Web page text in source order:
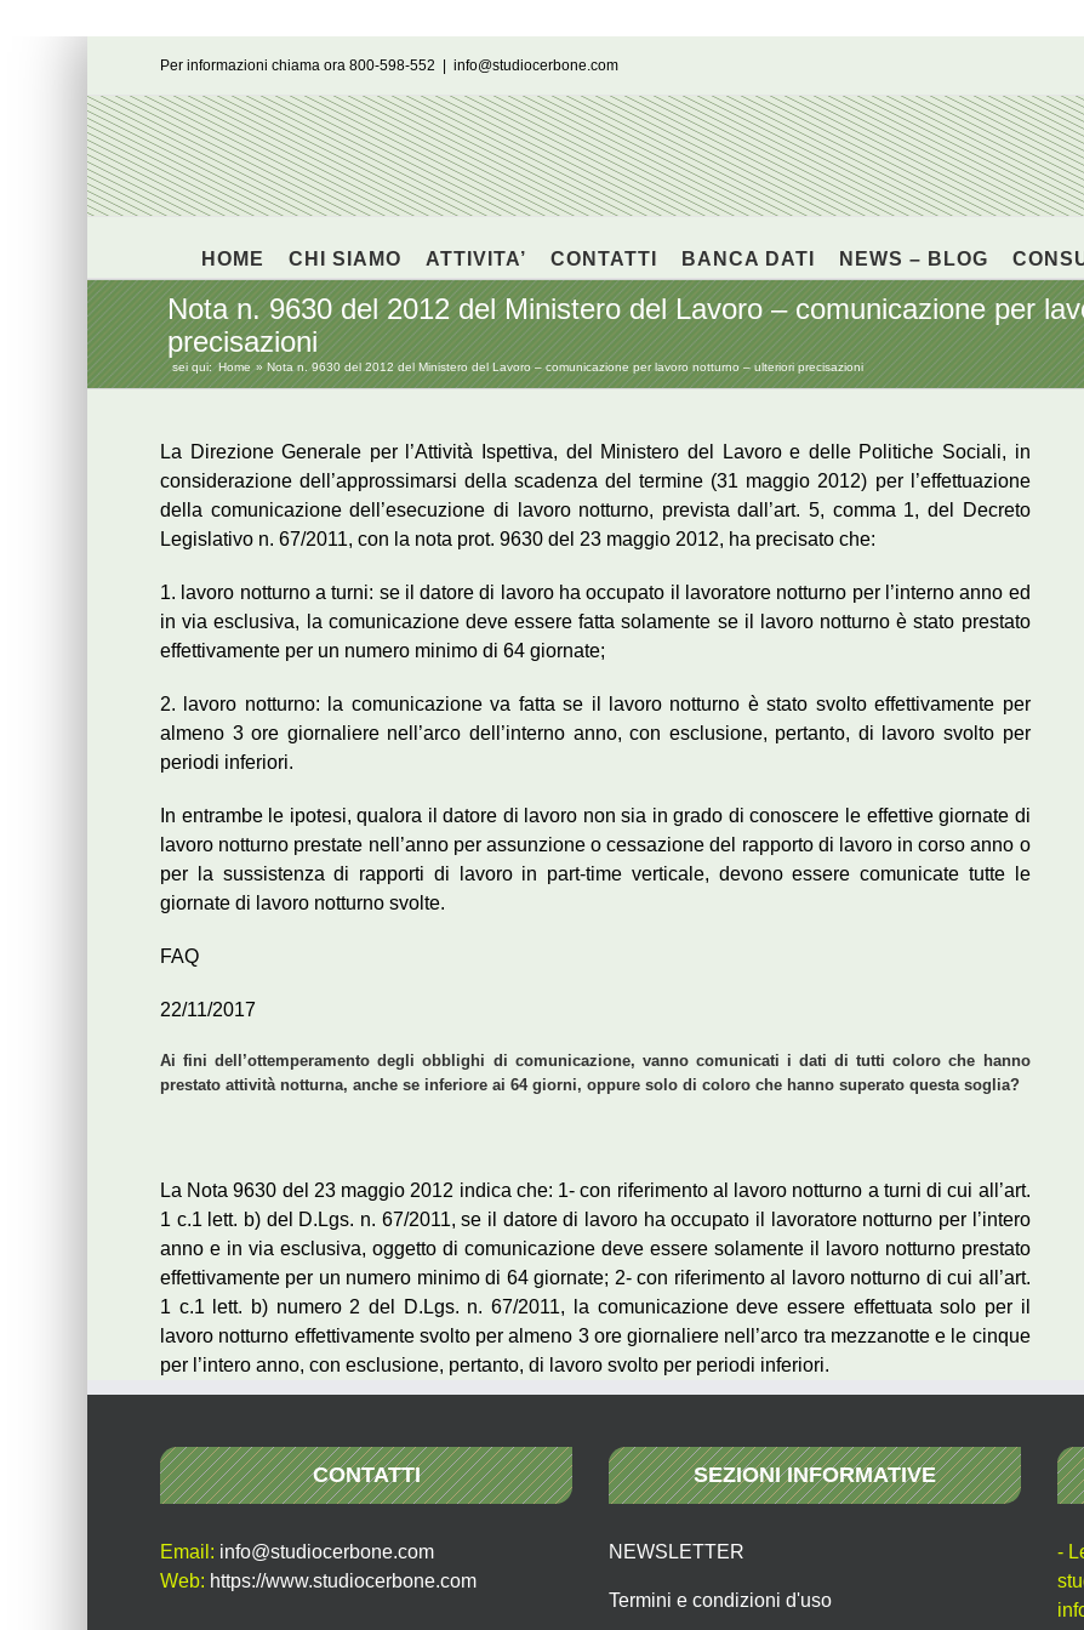
Per informazioni chiama ora 800-598-552 info@studiocerbone.com
HOME CHI SIAMO ATTIVITA’ CONTATTI BANCA DATI NEWS – BLOG
Nota n. 9630 del 2012 del Ministero del Lavoro – comunicazione per
precisazioni
sei qui: Home Nota n. 9630 del 2012 del Ministero del Lavoro – comunicazione per lavoro notturno – ulteriori precisazioni
La Direzione Generale per l’Attività Ispettiva, del Ministero del Lavoro e delle Politiche Sociali, in
considerazione dell’approssimarsi della scadenza del termine (31 maggio 2012) per l’effettuazione
della comunicazione dell’esecuzione di lavoro notturno, prevista dall’art. 5, comma 1, del Decreto
Legislativo n. 67/2011, con la nota prot. 9630 del 23 maggio 2012, ha precisato che:
1. lavoro notturno a turni: se il datore di lavoro ha occupato il lavoratore notturno per l’interno anno ed
in via esclusiva, la comunicazione deve essere fatta solamente se il lavoro notturno è stato prestato
effettivamente per un numero minimo di 64 giornate;
2. lavoro notturno: la comunicazione va fatta se il lavoro notturno è stato svolto effettivamente per
almeno 3 ore giornaliere nell’arco dell’interno anno, con esclusione, pertanto, di lavoro svolto per
periodi inferiori.
In entrambe le ipotesi, qualora il datore di lavoro non sia in grado di conoscere le effettive giornate di
lavoro notturno prestate nell’anno per assunzione o cessazione del rapporto di lavoro in corso anno o
per la sussistenza di rapporti di lavoro in part-time verticale, devono essere comunicate tutte le
giornate di lavoro notturno svolte.
FAQ
22/11/2017
Ai fini dell’ottemperamento degli obblighi di comunicazione, vanno comunicati i dati di tutti coloro che hanno
prestato attività notturna, anche se inferiore ai 64 giorni, oppure solo di coloro che hanno superato questa soglia?
La Nota 9630 del 23 maggio 2012 indica che: 1- con riferimento al lavoro notturno a turni di cui all’art.
1 c.1 lett. b) del D.Lgs. n. 67/2011, se il datore di lavoro ha occupato il lavoratore notturno per l’intero
anno e in via esclusiva, oggetto di comunicazione deve essere solamente il lavoro notturno prestato
effettivamente per un numero minimo di 64 giornate; 2- con riferimento al lavoro notturno di cui all’art.
1 c.1 lett. b) numero 2 del D.Lgs. n. 67/2011, la comunicazione deve essere effettuata solo per il
lavoro notturno effettivamente svolto per almeno 3 ore giornaliere nell’arco tra mezzanotte e le cinque
per l’intero anno, con esclusione, pertanto, di lavoro svolto per periodi inferiori.
CONTATTI
Email: info@studiocerbone.com
Web: https://www.studiocerbone.com
SEZIONI INFORMATIVE
NEWSLETTER
Termini e condizioni d'uso
-